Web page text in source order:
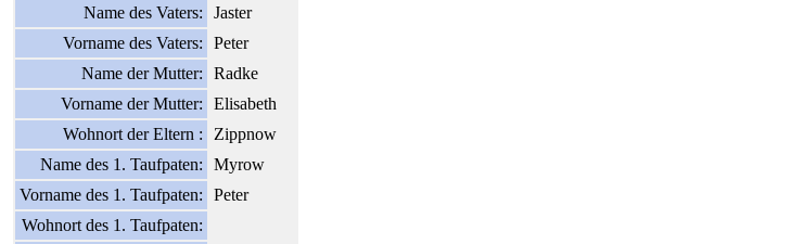
Name des Vaters:
Jaster
Vorname des Vaters:
Peter
Name der Mutter:
Radke
Vorname der Mutter:
Elisabeth
Wohnort der Eltern :
Zippnow
Name des 1. Taufpaten:
Myrow
Vorname des 1. Taufpaten:
Peter
Wohnort des 1. Taufpaten: